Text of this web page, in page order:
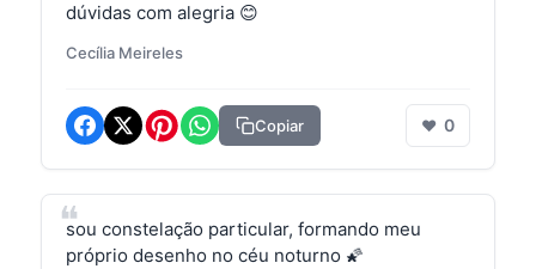
dúvidas com alegria 😊
Cecília Meireles
Copiar ❤ 0
sou constelação particular, formando meu
próprio desenho no céu noturno 🌠